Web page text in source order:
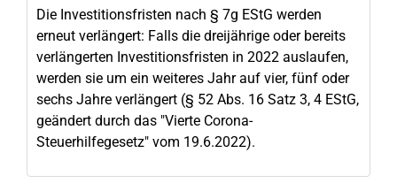
Die Investitionsfristen nach § 7g EStG werden
erneut verlängert: Falls die dreijährige oder bereits
verlängerten Investitionsfristen in 2022 auslaufen,
werden sie um ein weiteres Jahr auf vier, fünf oder
sechs Jahre verlängert (§ 52 Abs. 16 Satz 3, 4 EStG,
geändert durch das "Vierte Corona-
Steuerhilfegesetz" vom 19.6.2022).